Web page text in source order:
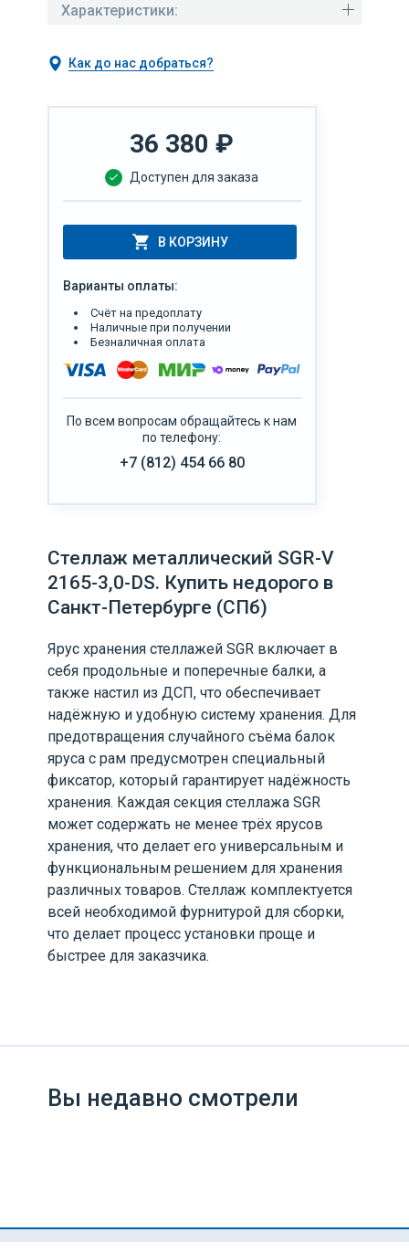
Характеристики:
Как до нас добраться?
36 380 ₽
Доступен для заказа
В КОРЗИНУ
Варианты оплаты:
Счёт на предоплату
Наличные при получении
Безналичная оплата
По всем вопросам обращайтесь к нам
по телефону:
+7 (812) 454 66 80
Стеллаж металлический SGR-V
2165-3,0-DS. Купить недорого в
Санкт-Петербурге (СПб)
Ярус хранения стеллажей SGR включает в
себя продольные и поперечные балки, а
также настил из ДСП, что обеспечивает
надёжную и удобную систему хранения. Для
предотвращения случайного съёма балок
яруса с рам предусмотрен специальный
фиксатор, который гарантирует надёжность
хранения. Каждая секция стеллажа SGR
может содержать не менее трёх ярусов
хранения, что делает его универсальным и
функциональным решением для хранения
различных товаров. Стеллаж комплектуется
всей необходимой фурнитурой для сборки,
что делает процесс установки проще и
быстрее для заказчика.
Вы недавно смотрели